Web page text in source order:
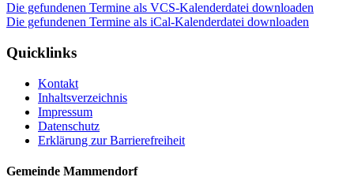
Die gefundenen Termine als VCS-Kalenderdatei downloaden
Die gefundenen Termine als iCal-Kalenderdatei downloaden
Quicklinks
Kontakt
Inhaltsverzeichnis
Impressum
Datenschutz
Erklärung zur Barrierefreiheit
Gemeinde Mammendorf